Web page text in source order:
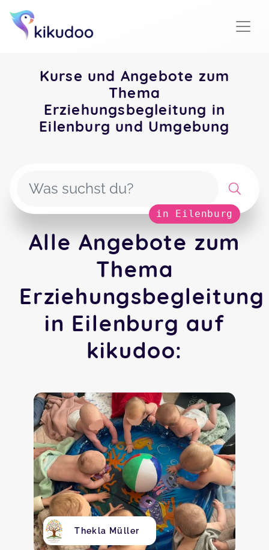
Kurse und Angebote zum
Thema
Erziehungsbegleitung in
Eilenburg und Umgebung
in Eilenburg
Alle Angebote zum
Thema
Erziehungsbegleitung
in Eilenburg auf
kikudoo:
Thekla Müller